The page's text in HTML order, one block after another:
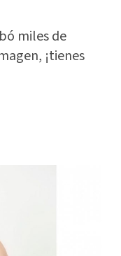
miles de
¡tienes